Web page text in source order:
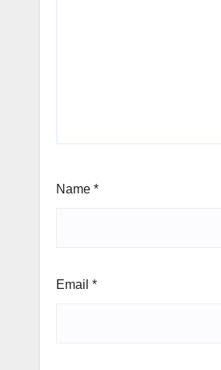
Name *
Email *